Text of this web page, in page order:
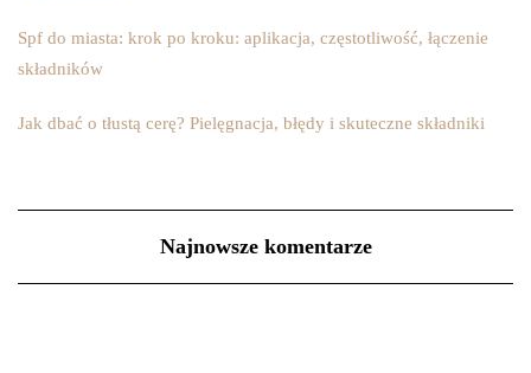
Spf do miasta: krok po kroku: aplikacja, częstotliwość, łączenie
składników
Jak dbać o tłustą cerę? Pielęgnacja, błędy i skuteczne składniki
Najnowsze komentarze